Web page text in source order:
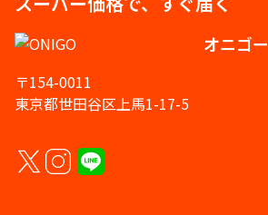
オニゴー
〒154-0011
東京都世田谷区上馬1-17-5